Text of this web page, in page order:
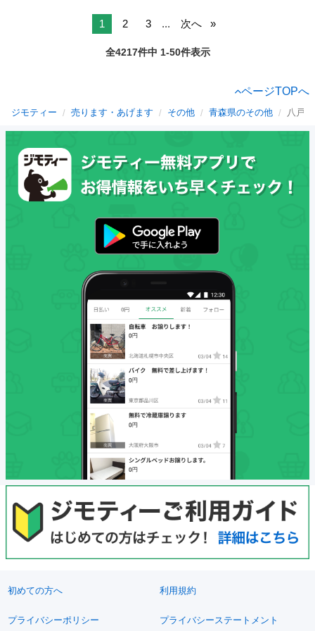
1 2 3 ... 次へ
全4217件中 1-50件表示
ページTOPへ
ジモティー 売ります・あげます その他 青森県のその他 八戸
初めての方へ 利用規約
プライバシーポリシー プライバシーステートメント